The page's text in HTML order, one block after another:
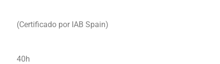
(Certificado por IAB Spain)
40h